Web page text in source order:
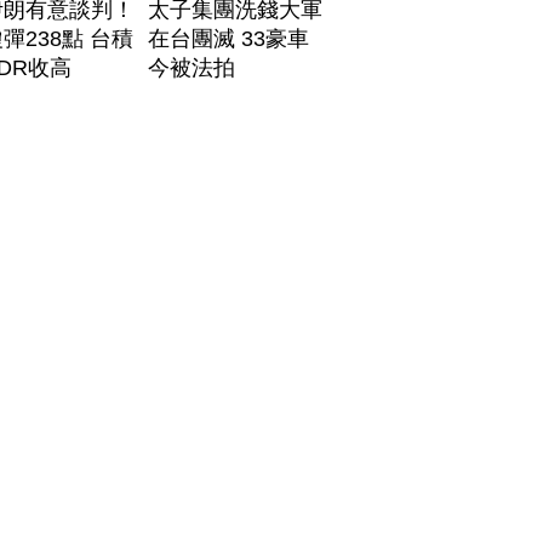
有意談判！
238點 台積
收高
太子集團洗錢大軍
在台團滅 33豪車
今被法拍